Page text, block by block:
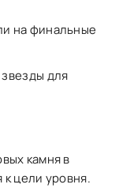
на финальные
для
камня в
цели уровня.